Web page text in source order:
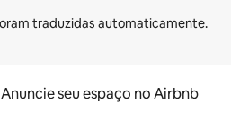
Anuncie seu espaço no Airbnb